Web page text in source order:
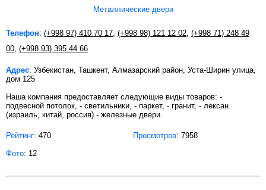
Металлические двери
Телефон: (+998 97) 410 70 17, (+998 98) 121 12 02, (+998 71) 248 49
00, (+998 93) 395 44 66
Адрес: Узбекистан, Ташкент, Алмазарский район, Уста-Ширин улица,
дом 125
Наша компания предоставляет следующие виды товаров: -
подвесной потолок, - светильники, - паркет, - гранит, - лексан
(израиль, китай, россия) - железные двери.
Рейтинг: 470 Просмотров: 7958
Фото: 12